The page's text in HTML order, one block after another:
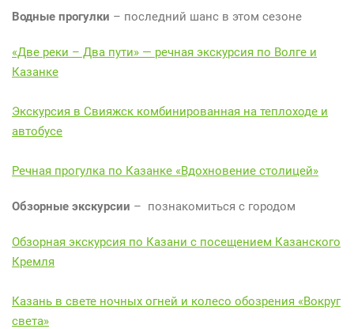
Водные прогулки – последний шанс в этом сезоне
«Две реки – Два пути» — речная экскурсия по Волге и
Казанке
Экскурсия в Свияжск комбинированная на теплоходе и
автобусе
Речная прогулка по Казанке «Вдохновение столицей»
Обзорные экскурсии – познакомиться с городом
Обзорная экскурсия по Казани с посещением Казанского
Кремля
Казань в свете ночных огней и колесо обозрения «Вокруг
света»